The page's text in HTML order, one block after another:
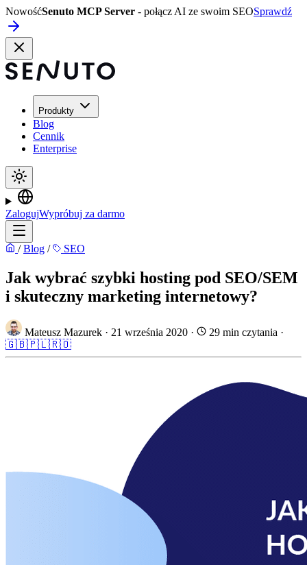
NowośćSenuto MCP Server - połącz AI ze swoim SEOSprawdź
Produkty
Blog
Cennik
Enterprise
ZalogujWypróbuj za darmo
/ Blog / SEO
Jak wybrać szybki hosting pod SEO/SEM
i skuteczny marketing internetowy?
Mateusz Mazurek · 21 września 2020 · 29 min czytania ·
🇬🇧🇵🇱🇷🇴